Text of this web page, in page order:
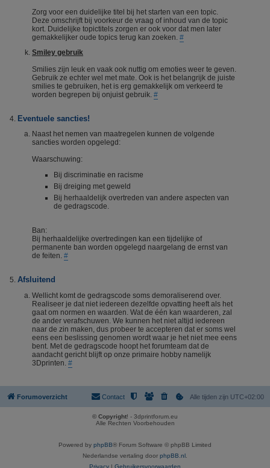
Zorg voor een duidelijke titel bij het starten van een topic.
Deze omschrijft bij voorkeur de vraag of inhoud van de topic
kort. Duidelijke topictitels zorgen er ook voor dat men later
gemakkelijker oude topics terug kan zoeken. #
Smiley gebruik
Smilies zijn leuk en vaak ook nuttig om emoties weer te geven.
Gebruik ze echter wel met mate. Ook is het belangrijk de juiste
smilies te gebruiken, het is erg gemakkelijk om verkeerd te
worden begrepen bij onjuist gebruik. #
Eventuele sancties!
Naast het nemen van maatregelen kunnen de volgende
sancties worden opgelegd:
Waarschuwing:
Bij discriminatie en racisme
Bij dreiging met geweld
Bij herhaaldelijk overtreden van andere aspecten van
de gedragscode.
Ban:
Bij herhaaldelijke overtredingen kan een tijdelijke of
permanente ban worden opgelegd naargelang de ernst van
de feiten. #
Afsluitend
Wellicht komt de gedragscode soms demoraliserend over.
Realiseer je dat niet iedereen dezelfde opvatting heeft als het
gaat om normen en waarden. Wat de één kan waarderen, zal
de ander verafschuwen. We kunnen het niet altijd iedereen
naar de zin maken, dus probeer te accepteren dat er soms wel
eens een beslissing genomen wordt waar je het niet mee eens
bent. Met de gedragscode hoopt het forumteam dat de
aandacht gericht blijft op onze primaire hobby namelijk
3Dprinten. #
Forumoverzicht Alle tijden zijn UTC+02:00
Contact
© Copyright! - 3dprintforum.eu
Alle Rechten Voorbehouden
Powered by phpBB® Forum Software © phpBB Limited
Nederlandse vertaling door phpBB.nl
Privacy | Gebruikersvoorwaarden